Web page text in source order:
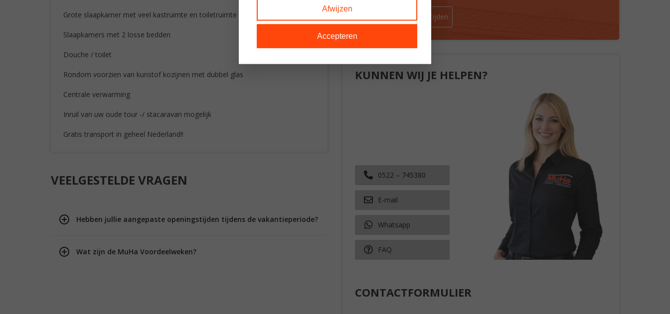
Grote slaapkamer met veel kastruimte en toiletruimte
Slaapkamers met 2 losse bedden
Douche / toilet
Rondom voorzien van kunstof kozijnen met dubbel glas
Centrale verwarming
Inruil van uw oude tour -/ stacaravan mogelijk
Gratis transport in geheel Nederland!!
VEELGESTELDE VRAGEN
Hebben jullie aangepaste openingstijden tijdens de vakantieperiode?
Wat zijn de MuHa Voordeelweken?
Route & openingstijden
KUNNEN WIJ JE HELPEN?
0522 – 745380
E-mail
Whatsapp
FAQ
CONTACTFORMULIER
Afwijzen
Accepteren